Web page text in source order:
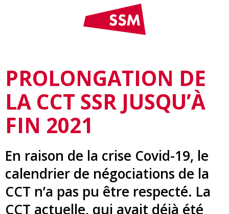
PROLONGATION DE
LA CCT SSR JUSQU’À
FIN 2021
En raison de la crise Covid-19, le
calendrier de négociations de la
CCT n’a pas pu être respecté. La
CCT actuelle, qui avait déjà été